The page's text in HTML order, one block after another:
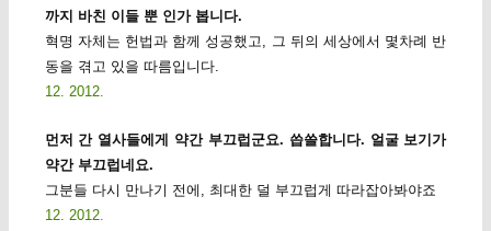
까지 바친 이들 뿐 인가 봅니다.
혁명 자체는 헌법과 함께 성공했고, 그 뒤의 세상에서 몇차례 반
동을 겪고 있을 따름입니다.
12. 2012.
먼저 간 열사들에게 약간 부끄럽군요. 씁쓸합니다. 얼굴 보기가
약간 부끄럽네요.
그분들 다시 만나기 전에, 최대한 덜 부끄럽게 따라잡아봐야죠
12. 2012.